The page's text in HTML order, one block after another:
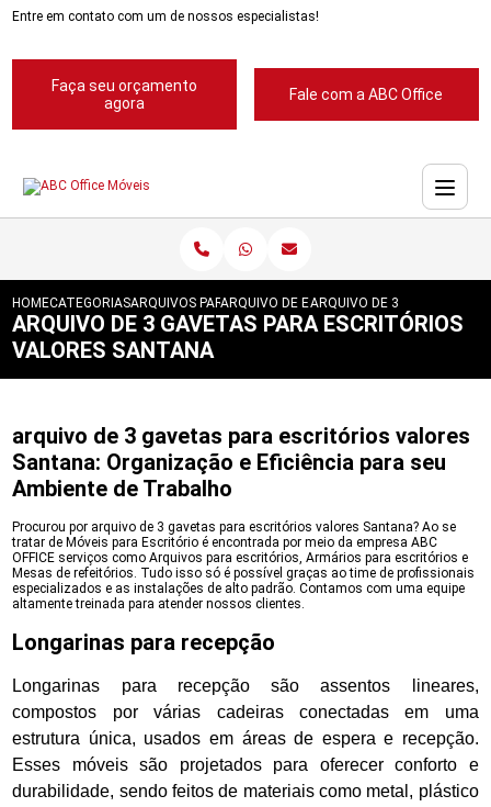
Entre em contato com um de nossos especialistas!
Faça seu orçamento
agora
Fale com a ABC Office
HOMECATEGORIASARQUIVOS PARA ESCRITORIOS
ARQUIVO DE ESCRITORIOSARQUIVO DE 3 GAVETAS
ARQUIVO DE 3 GAVETAS PARA ESCRITÓRIOS
VALORES SANTANA
arquivo de 3 gavetas para escritórios valores
Santana: Organização e Eficiência para seu
Ambiente de Trabalho
Procurou por arquivo de 3 gavetas para escritórios valores Santana? Ao se
tratar de Móveis para Escritório é encontrada por meio da empresa ABC
OFFICE serviços como Arquivos para escritórios, Armários para escritórios e
Mesas de refeitórios. Tudo isso só é possível graças ao time de profissionais
especializados e as instalações de alto padrão. Contamos com uma equipe
altamente treinada para atender nossos clientes.
Longarinas para recepção
Longarinas para recepção são assentos lineares,
compostos por várias cadeiras conectadas em uma
estrutura única, usados em áreas de espera e recepção.
Esses móveis são projetados para oferecer conforto e
durabilidade, sendo feitos de materiais como metal, plástico